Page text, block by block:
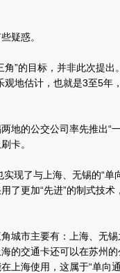
疑惑。
”的目标，并非此次提出
观地估计，也就是3至5年
的公交公司率先推出“
卡。
了与上海、无锡的“单
了更加“先进”的制式技
市主要有：上海、无锡
的交通卡还可以在苏州
海使用，这属于“单向通